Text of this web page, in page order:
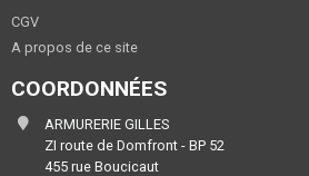
CGV
A propos de ce site
COORDONNÉES
ARMURERIE GILLES
ZI route de Domfront - BP 52
455 rue Boucicaut